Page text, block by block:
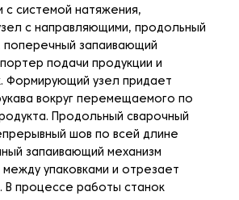
с системой натяжения,
с направляющими, продольный
поперечный запаивающий
подачи продукции и
Формирующий узел придает
вокруг перемещаемого по
Продольный сварочный
шов по всей длине
запаивающий механизм
упаковками и отрезает
В процессе работы станок